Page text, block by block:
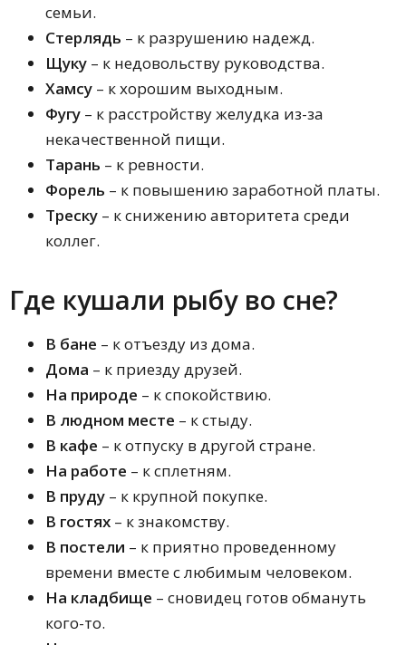
семьи.
Стерлядь – к разрушению надежд.
Щуку – к недовольству руководства.
Хамсу – к хорошим выходным.
Фугу – к расстройству желудка из-за
некачественной пищи.
Тарань – к ревности.
Форель – к повышению заработной платы.
Треску – к снижению авторитета среди
коллег.
Где кушали рыбу во сне?
В бане – к отъезду из дома.
Дома – к приезду друзей.
На природе – к спокойствию.
В людном месте – к стыду.
В кафе – к отпуску в другой стране.
На работе – к сплетням.
В пруду – к крупной покупке.
В гостях – к знакомству.
В постели – к приятно проведенному
времени вместе с любимым человеком.
На кладбище – сновидец готов обмануть
кого-то.